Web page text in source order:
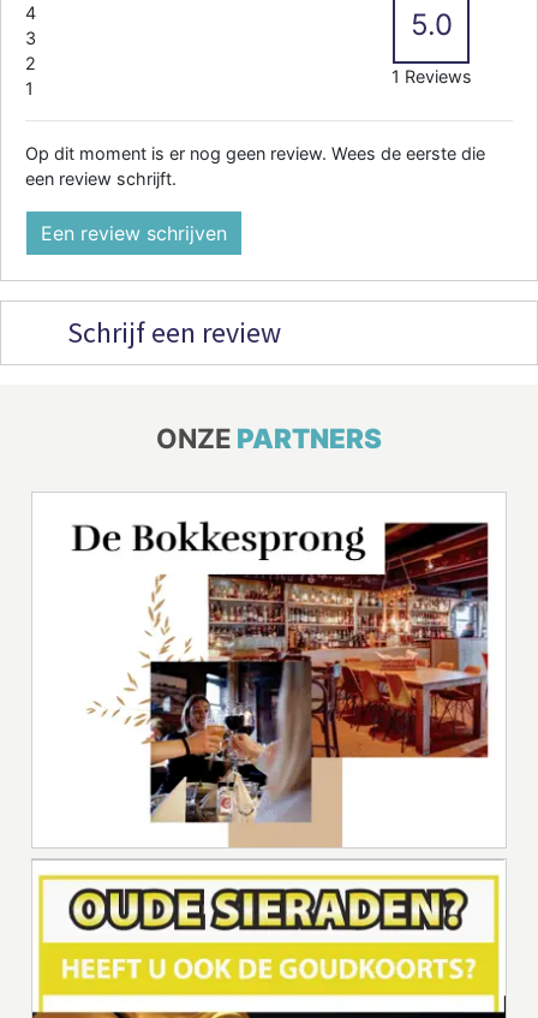
4
3
2
1
5.0
1 Reviews
Op dit moment is er nog geen review. Wees de eerste die
een review schrijft.
Een review schrijven
Schrijf een review
ONZE PARTNERS